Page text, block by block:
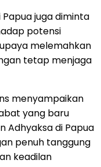
juga diminta
potensi
melemahkan
tetap menjaga
menyampaikan
yang baru
Adhyaksa di Papua
penuh tanggung
keadilan